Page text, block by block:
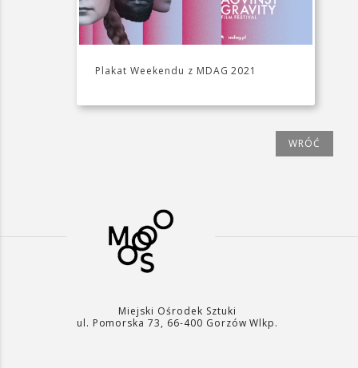
Plakat Weekendu z MDAG 2021
WRÓĆ
Miejski Ośrodek Sztuki
ul. Pomorska 73, 66-400 Gorzów Wlkp.